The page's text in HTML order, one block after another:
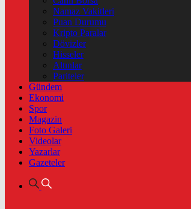
Namaz Vakitleri
Puan Durumu
Kripto Paralar
Dövizler
Hisseler
Altınlar
Pariteler
Gündem
Ekonomi
Spor
Magazin
Foto Galeri
Videolar
Yazarlar
Gazeteler